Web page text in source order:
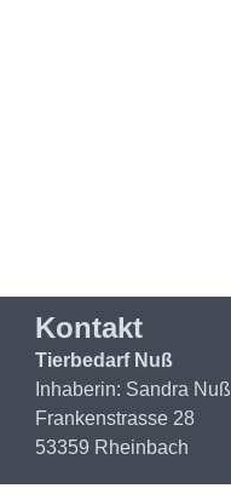
Kontakt
Tierbedarf Nuß
Inhaberin: Sandra Nuß
Frankenstrasse 28
53359 Rheinbach